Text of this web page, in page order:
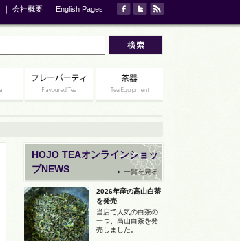
｜ 会社概要 ｜ English Pages
HOJO TEAオンラインショッ
プNEWS
2026年産の高山白茶
を発売
当店で人気の白茶の
一つ、高山白茶を発
売しました。